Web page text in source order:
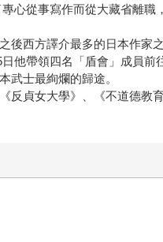
心從事寫作而從大藏省離職
西方譯介最多的日本作家之
他帶領四名「盾會」成員前
武士最絢爛的歸途。
貞女大學》、《不道德教育